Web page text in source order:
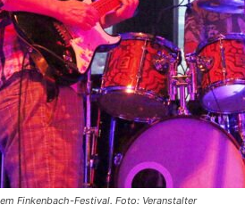
Finkenbach-Festival. Foto: Veranstalter